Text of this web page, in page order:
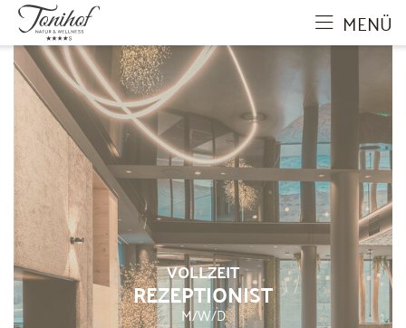
MENÜ
VOLLZEIT
REZEPTIONIST
M/W/D